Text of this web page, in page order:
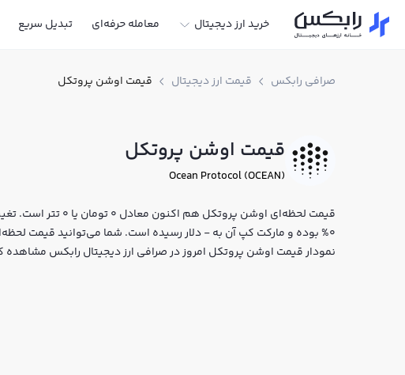
خرید ارز دیجیتال معامله حرفه‌ای تبدیل سریع
صرافی رابکس قیمت ارز دیجیتال قیمت اوشن پروتکل
قیمت اوشن پروتکل
Ocean Protocol (OCEAN)
0% بوده و مارکت کپ آن به - دلار رسیده است. شما می‌توانید قیمت
نمودار قیمت اوشن پروتکل امروز در صرافی ارز دیجیتال رابکس مشاهده